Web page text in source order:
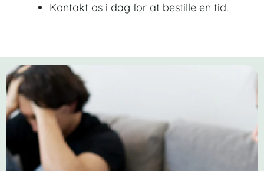
Kontakt os i dag for at bestille en tid.